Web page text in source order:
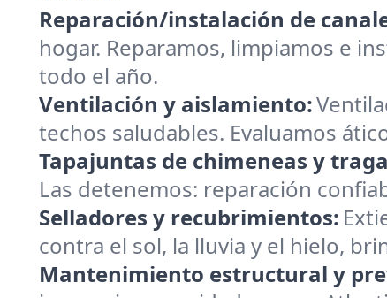
Reparación/instalación de
hogar. Reparamos, limpiamos e
todo el año.
Ventilación y aislamiento:
techos saludables. Evaluamos
Tapajuntas de chimeneas y
Las detenemos: reparación
Selladores y recubrimientos:
contra el sol, la lluvia y el hielo,
Mantenimiento estructural y